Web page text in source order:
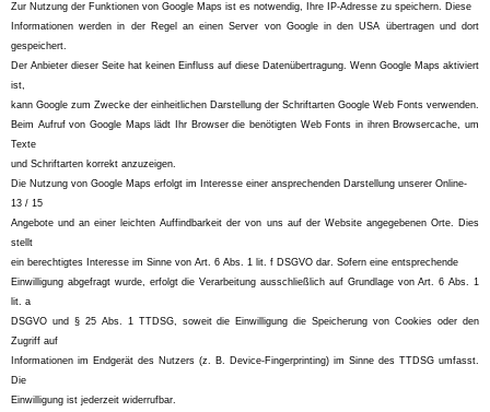
Zur Nutzung der Funktionen von Google Maps ist es notwendig, Ihre IP-Adresse zu speichern. Diese
Informationen werden in der Regel an einen Server von Google in den USA übertragen und dort
gespeichert.
Der Anbieter dieser Seite hat keinen Einfluss auf diese Datenübertragung. Wenn Google Maps aktiviert
ist,
kann Google zum Zwecke der einheitlichen Darstellung der Schriftarten Google Web Fonts verwenden.
Beim Aufruf von Google Maps lädt Ihr Browser die benötigten Web Fonts in ihren Browsercache, um
Texte
und Schriftarten korrekt anzuzeigen.
Die Nutzung von Google Maps erfolgt im Interesse einer ansprechenden Darstellung unserer Online-
13 / 15
Angebote und an einer leichten Auffindbarkeit der von uns auf der Website angegebenen Orte. Dies
stellt
ein berechtigtes Interesse im Sinne von Art. 6 Abs. 1 lit. f DSGVO dar. Sofern eine entsprechende
Einwilligung abgefragt wurde, erfolgt die Verarbeitung ausschließlich auf Grundlage von Art. 6 Abs. 1
lit. a
DSGVO und § 25 Abs. 1 TTDSG, soweit die Einwilligung die Speicherung von Cookies oder den
Zugriff auf
Informationen im Endgerät des Nutzers (z. B. Device-Fingerprinting) im Sinne des TTDSG umfasst.
Die
Einwilligung ist jederzeit widerrufbar.